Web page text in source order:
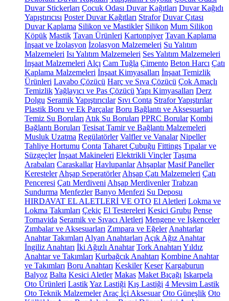
Duvar Stickerları Çocuk Odası Duvar Kağıtları Duvar Kağıdı
Yapıştırıcısı Poster Duvar Kağıtları Strafor Duvar Çıtası
Duvar Kaplama Silikon ve Mastikler Silikon Mum Silikon
Köpük Mastik Tavan Ürünleri Kartonpiyer Tavan Kaplama
İnşaat ve İzolasyon İzolasyon Malzemeleri Su Yalıtım
Malzemeleri Isı Yalıtım Malzemeleri Ses Yalıtım Malzemeleri
İnşaat Malzemeleri Alçı Cam Tuğla Çimento Beton Harcı Çatı
Kaplama Malzemeleri İnşaat Kimyasalları İnşaat Temizlik
Ürünleri Lavabo Çözücü Harç ve Sıva Çözücü Çok Amaçlı
TemizlikYağlayıcı ve Pas Çözücü Yapı Kimyasalları Derz
Dolgu Seramik Yapıştırıcılar Sıvı Conta Strafor Yapıştırılar
Plastik Boru ve Ek Parçalar Boru Bağlantı ve Aksesuarları
Temiz Su Boruları Atık Su Boruları PPRC Borular Kombi
Bağlantı Boruları Tesisat Tamir ve Bağlantı Malzemeleri
Musluk Uzatma Regülatörler Valfler ve Vanalar Nipeller
Tahliye Hortumu Conta Taharet Çubuğu Fittings Tıpalar ve
Süzgeçler İnşaat Makineleri Elektrikli Vinçler Taşıma
Arabaları Caraskallar Havlupanlar Ahşaplar Masif Paneller
Keresteler Ahşap Seperatörler Ahşap Çatı Malzemeleri Çatı
Penceresi Çatı Merdiveni Ahşap Merdivenler Trabzan
Sundurma Menfezler Banyo Menfezi Su Deposu
HIRDAVAT EL ALETLERİ VE OTO El Aletleri Lokma ve
Lokma Takımları Çekiç El Testereleri Kesici Grubu Pense
Tornavida Seramik ve Sıvacı Aletleri Mengene ve İşkenceler
Zımbalar ve Aksesuarları Zımpara ve Eğeler Anahtarlar
Anahtar Takımları Alyan Anahtarları Açık Ağız Anahtar
İngiliz Anahtarı İki Ağızlı Anahtar Tork Anahtarı Yıldız
Anahtar ve Takımları Kurbağcık Anahtarı Kombine Anahtar
ve Takımları Boru Anahtarı Keskiler Keser Kargaburun
Balyoz Balta Kesici Aletler Makas Maket Bıçağı Iskarpela
Oto Ürünleri LastikYaz Lastiği Kış Lastiği 4 Mevsim Lastik
Oto Teknik Malzemeler Araç İçi Aksesuar Oto Güneşlik Oto